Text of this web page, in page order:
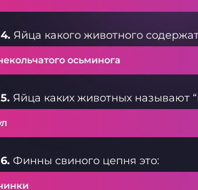
Яйца какого животного
осьминога
Яйца каких животных называют
Финны свиного цепня это: